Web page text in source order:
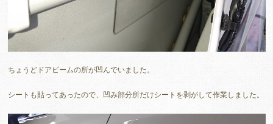
ちょうどドアビームの所が凹んでいました。
シートも貼ってあったので、凹み部分所だけシートを剥がして作業しました。
動